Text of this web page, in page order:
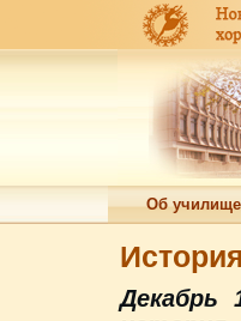
Об училище
История
Декабрь